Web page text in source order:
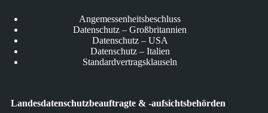
Angemessenheitsbeschluss
Datenschutz – Großbritannien
Datenschutz – USA
Datenschutz – Italien
Standardvertragsklauseln
Landesdatenschutzbeauftragte & -aufsichtsbehörden